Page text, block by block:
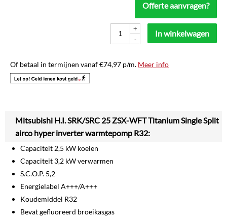
Offerte aanvragen?
+
-
In winkelwagen
Of betaal in termijnen vanaf€74,97 p/m. Meer info
Mitsubishi H.I. SRK/SRC 25 ZSX-WFT Titanium Single Split
airco hyper inverter warmtepomp R32:
Capaciteit 2,5 kW koelen
Capaciteit 3,2 kW verwarmen
S.C.O.P. 5,2
Energielabel A+++/A+++
Koudemiddel R32
Bevat gefluoreerd broeikasgas